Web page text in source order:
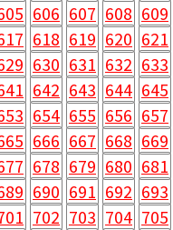
606 607 608 609
618 619 620 621
630 631 632 633
642 643 644 645
654 655 656 657
666 667 668 669
678 679 680 681
690 691 692 693
702 703 704 705